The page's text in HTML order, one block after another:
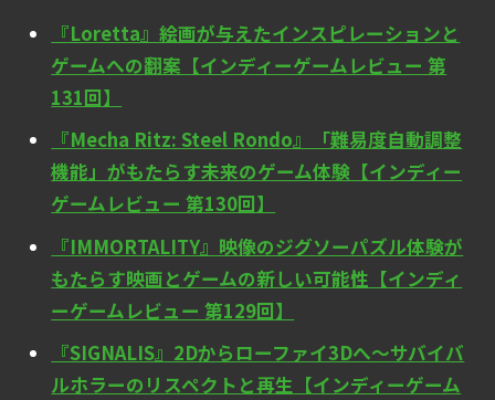
『Loretta』絵画が与えたインスピレーションと
ゲームへの翻案【インディーゲームレビュー 第
131回】
『Mecha Ritz: Steel Rondo』「難易度自動調整
機能」がもたらす未来のゲーム体験【インディー
ゲームレビュー 第130回】
『IMMORTALITY』映像のジグソーパズル体験が
もたらす映画とゲームの新しい可能性【インディ
ーゲームレビュー 第129回】
『SIGNALIS』2Dからローファイ3Dへ～サバイバ
ルホラーのリスペクトと再生【インディーゲーム